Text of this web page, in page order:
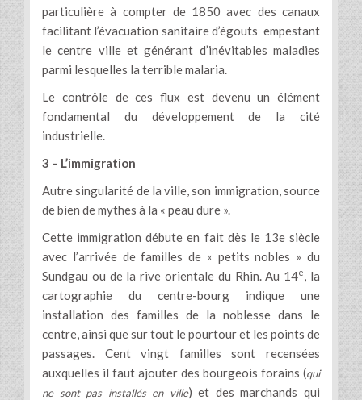
particulière à compter de 1850 avec des canaux
facilitant l’évacuation sanitaire d’égouts empestant
le centre ville et générant d’inévitables maladies
parmi lesquelles la terrible malaria.
Le contrôle de ces flux est devenu un élément
fondamental du développement de la cité
industrielle.
3 – L’immigration
Autre singularité de la ville, son immigration, source
de bien de mythes à la « peau dure ».
Cette immigration débute en fait dès le 13e siècle
avec l’arrivée de familles de « petits nobles » du
Sundgau ou de la rive orientale du Rhin. Au 14e, la
cartographie du centre-bourg indique une
installation des familles de la noblesse dans le
centre, ainsi que sur tout le pourtour et les points de
passages. Cent vingt familles sont recensées
auxquelles il faut ajouter des bourgeois forains (qui
ne sont pas installés en ville) et des marchands qui